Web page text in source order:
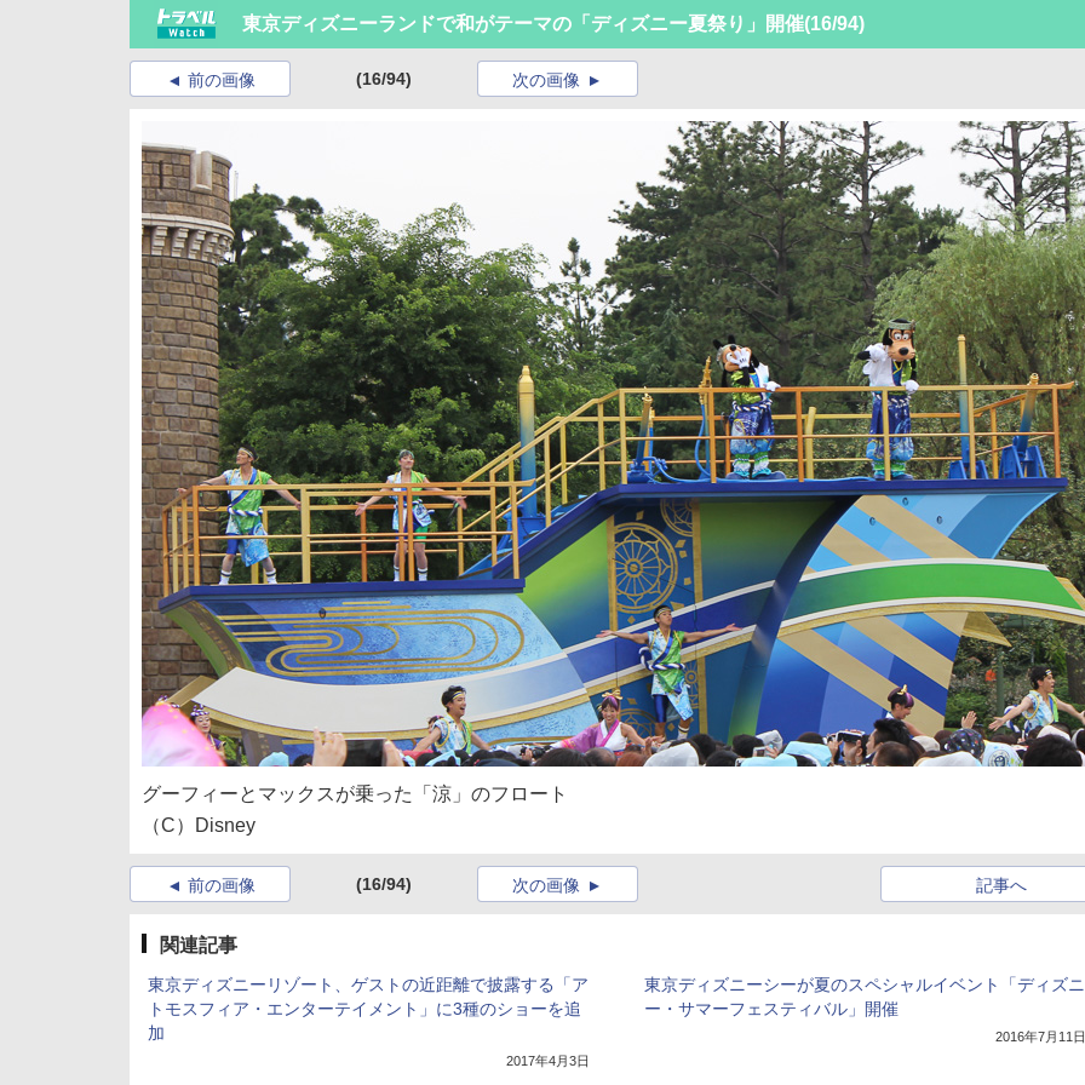
東京ディズニーランドで和がテーマの「ディズニー夏祭り」開催(16/94)
前の画像 (16/94) 次の画像
グーフィーとマックスが乗った「涼」のフロート
（C）Disney
前の画像 (16/94) 記事へ
次の画像
関連記事
東京ディズニーリゾート、ゲストの近距離で披露する「ア
トモスフィア・エンターテイメント」に3種のショーを追
加
2017年4月3日
東京ディズニーシーが夏のスペシャルイベント「ディズニ
ー・サマーフェスティバル」開催
2016年7月11日